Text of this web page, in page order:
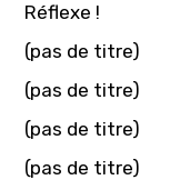
Réflexe !
(pas de titre)
(pas de titre)
(pas de titre)
(pas de titre)